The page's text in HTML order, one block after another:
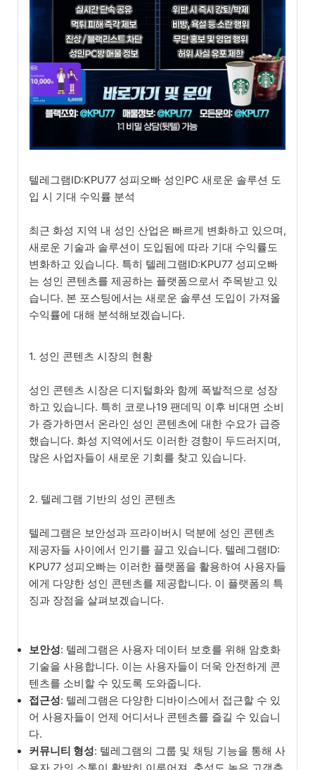
텔레그램ID:KPU77 성피오빠 성인PC 새로운 솔루션 도
입 시 기대 수익률 분석
최근 화성 지역 내 성인 산업은 빠르게 변화하고 있으며,
새로운 기술과 솔루션이 도입됨에 따라 기대 수익률도
변화하고 있습니다. 특히 텔레그램ID:KPU77 성피오빠
는 성인 콘텐츠를 제공하는 플랫폼으로서 주목받고 있
습니다. 본 포스팅에서는 새로운 솔루션 도입이 가져올
수익률에 대해 분석해보겠습니다.
1. 성인 콘텐츠 시장의 현황
성인 콘텐츠 시장은 디지털화와 함께 폭발적으로 성장
하고 있습니다. 특히 코로나19 팬데믹 이후 비대면 소비
가 증가하면서 온라인 성인 콘텐츠에 대한 수요가 급증
했습니다. 화성 지역에서도 이러한 경향이 두드러지며,
많은 사업자들이 새로운 기회를 찾고 있습니다.
2. 텔레그램 기반의 성인 콘텐츠
텔레그램은 보안성과 프라이버시 덕분에 성인 콘텐츠
제공자들 사이에서 인기를 끌고 있습니다. 텔레그램ID:
KPU77 성피오빠는 이러한 플랫폼을 활용하여 사용자들
에게 다양한 성인 콘텐츠를 제공합니다. 이 플랫폼의 특
징과 장점을 살펴보겠습니다.
보안성: 텔레그램은 사용자 데이터 보호를 위해 암호화
기술을 사용합니다. 이는 사용자들이 더욱 안전하게 콘
텐츠를 소비할 수 있도록 도와줍니다.
접근성: 텔레그램은 다양한 디바이스에서 접근할 수 있
어 사용자들이 언제 어디서나 콘텐츠를 즐길 수 있습니
다.
커뮤니티 형성: 텔레그램의 그룹 및 채팅 기능을 통해 사